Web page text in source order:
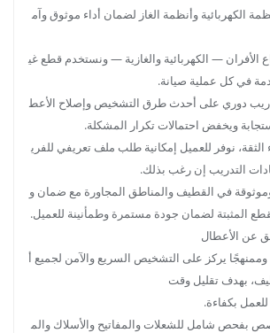
الكهربائية وأنظمة الغاز لضمان أداء موثوق وآم
الأفران — الكهربائية والغازية — ونستخدم قطع غي
في كل عملية صيانة.
دوري على أحدث طرق التشخيص وإصلاح الأعط
ويخفض احتمالات تكرار المشكلة.
الثقة، نوفر للعميل إمكانية طلب ملف تعريفي للفري
التدريب إن رغب بذلك.
في القطيف والمناطق المجاورة مع ضمان و
المثبتة لضمان جودة مستمرة وطمأنينة للعميل.
عن الأعطال
وممنهجًا يركز على التشخيص السريع والآمن لجميع أ
بهدف تقليل وقت
بكفاءة.
بفحص شامل للشعلات والمفاتيح والأسلاك والم